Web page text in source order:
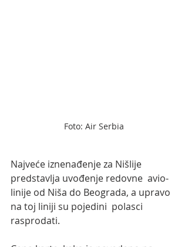
Foto: Air Serbia
Najveće iznenađenje za Nišlije
predstavlja uvođenje redovne  avio-
linije od Niša do Beograda, a upravo
na toj liniji su pojedini  polasci
rasprodati.